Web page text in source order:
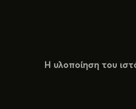
Η υλοποίηση του